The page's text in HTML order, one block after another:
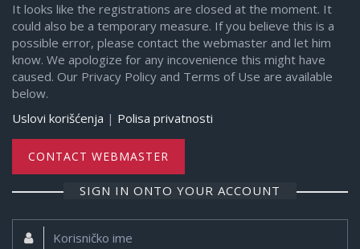
It looks like the registrations are closed at the moment. It
could also be a temporary measure. If you believe this is a
possible error, please contact the webmaster and let him
know. We apologize for any incovenience this might have
caused. Our Privacy Policy and Terms of Use are available
below.
Uslovi korišćenja | Polisa privatnosti
CONTACT WEBMASTER
SIGN IN ONTO YOUR ACCOUNT
Korisničko